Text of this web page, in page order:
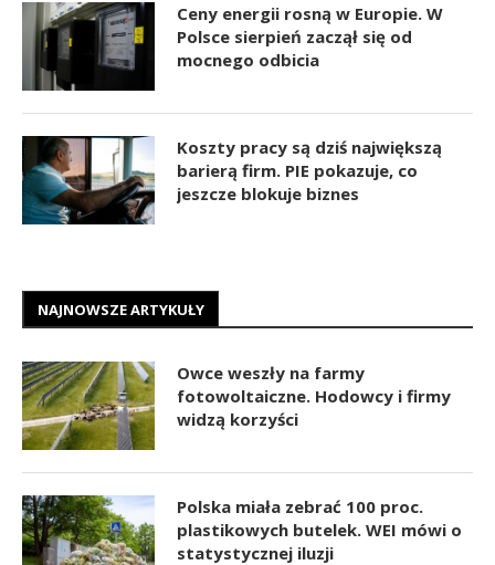
Ceny energii rosną w Europie. W
Polsce sierpień zaczął się od
mocnego odbicia
Koszty pracy są dziś największą
barierą firm. PIE pokazuje, co
jeszcze blokuje biznes
NAJNOWSZE ARTYKUŁY
Owce weszły na farmy
fotowoltaiczne. Hodowcy i firmy
widzą korzyści
Polska miała zebrać 100 proc.
plastikowych butelek. WEI mówi o
statystycznej iluzji